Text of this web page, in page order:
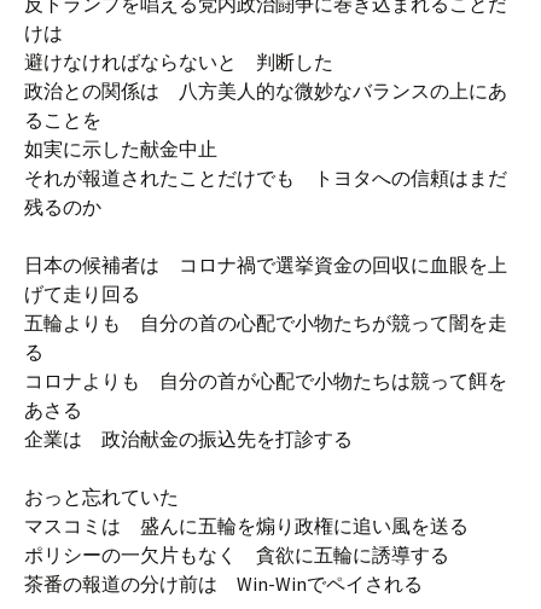
けは
避けなければならないと 判断した
政治との関係は 八方美人的な微妙なバランスの上にあ
ることを
如実に示した献金中止
それが報道されたことだけでも トヨタへの信頼はまだ
残るのか
日本の候補者は コロナ禍で選挙資金の回収に血眼を上
げて走り回る
五輪よりも 自分の首の心配で小物たちが競って闇を走
る
コロナよりも 自分の首が心配で小物たちは競って餌を
あさる
企業は 政治献金の振込先を打診する
おっと忘れていた
マスコミは 盛んに五輪を煽り政権に追い風を送る
ポリシーの一欠片もなく 貪欲に五輪に誘導する
茶番の報道の分け前は Win-Winでペイされる